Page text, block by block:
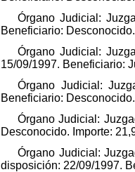
Órgano Judicial:
Beneficiario:
Órgano Judicial:
15/09/1997. Beneficiario:
Órgano Judicial:
Beneficiario:
Órgano Judicial:
Desconocido. Importe:
Órgano Judicial:
disposición: 22/09/1997.